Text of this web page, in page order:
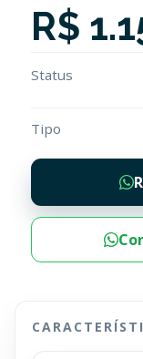
R$
Status
Tipo